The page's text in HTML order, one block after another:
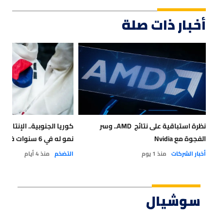
أخبار ذات صلة
نظرة استباقية على نتائج AMD.. وسر
الفجوة مع Nvidia
أخبار الشركات منذ 1 يوم
كوريا الجنوبية..
نمو له في 6 سنوات في يونيو
التضخم منذ 4 أيام
سوشيال